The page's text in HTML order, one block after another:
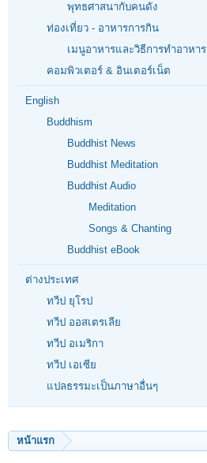
พุทธศาสนากับคนดัง
ท่องเที่ยว - อาหารการกิน
เมนูอาหารและวิธีการทำอาหาร
คอมพิวเตอร์ & อินเตอร์เน็ต
English
Buddhism
Buddhist News
Buddhist Meditation
Buddhist Audio
Meditation
Songs & Chanting
Buddhist eBook
ต่างประเทศ
ทวีป ยุโรป
ทวีป ออสเตรเลีย
ทวีป อเมริกา
ทวีป เอเซีย
แปลธรรมะเป็นภาษาอื่นๆ
หน้าแรก